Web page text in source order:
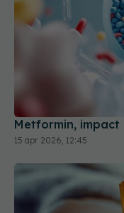
Metformin, impact
15 apr 2026, 12:45